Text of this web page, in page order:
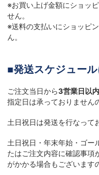
※お買い上げ金額にショッ
せん。
※送料の支払いにショッピ
ん。
■発送スケジュー
ご注文当日から3営業日以内
指定日は承っておりません
土日祝日は発送を行なって
土日祝日・年末年始・ゴー
たはご注文内容に確認事項
がかかる場合もございます